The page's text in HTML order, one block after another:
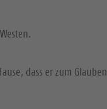
dass er zum Glauben